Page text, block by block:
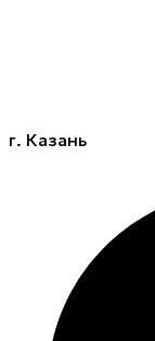
г. Казань